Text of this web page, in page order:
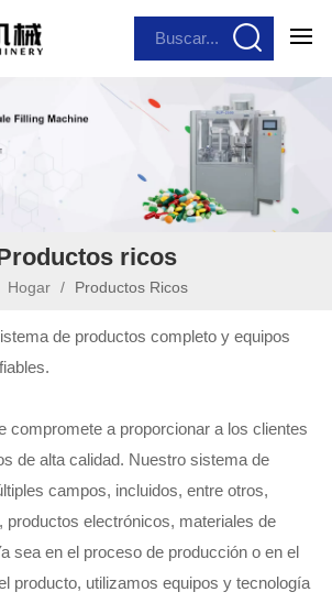
ricos
Hogar / Productos Ricos
de productos completo y equipos
compromete a proporcionar a los clientes
de alta calidad. Nuestro sistema de
campos, incluidos, entre otros,
productos electrónicos, materiales de
sea en el proceso de producción o en el
producto, utilizamos equipos y tecnología